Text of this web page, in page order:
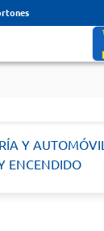
Y AUTOMÓVIL
ENCENDIDO